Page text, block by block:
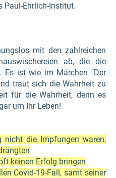
Paul-Ehrlich-Institut.
mit den zahlreichen
ab, die die
Es ist wie im Märchen "Der
traut sich die Wahrheit zu
für die Wahrheit, denn es
um Ihr Leben!
nicht die Impfungen waren,
keinen Erfolg bringen
Covid-19-Fall, samt seiner